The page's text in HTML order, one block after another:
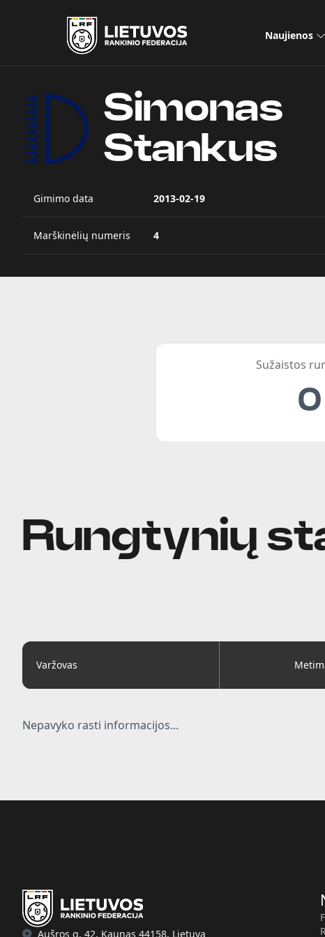
Naujienos
Simonas
Stankus
Gimimo data 2013-02-19
Marškinėlių numeris 4
Sužaistos
0
Rungtynių
Varžovas
Nepavyko rasti informacijos...
Aušros g. 42, Kaunas 44158, Lietuva